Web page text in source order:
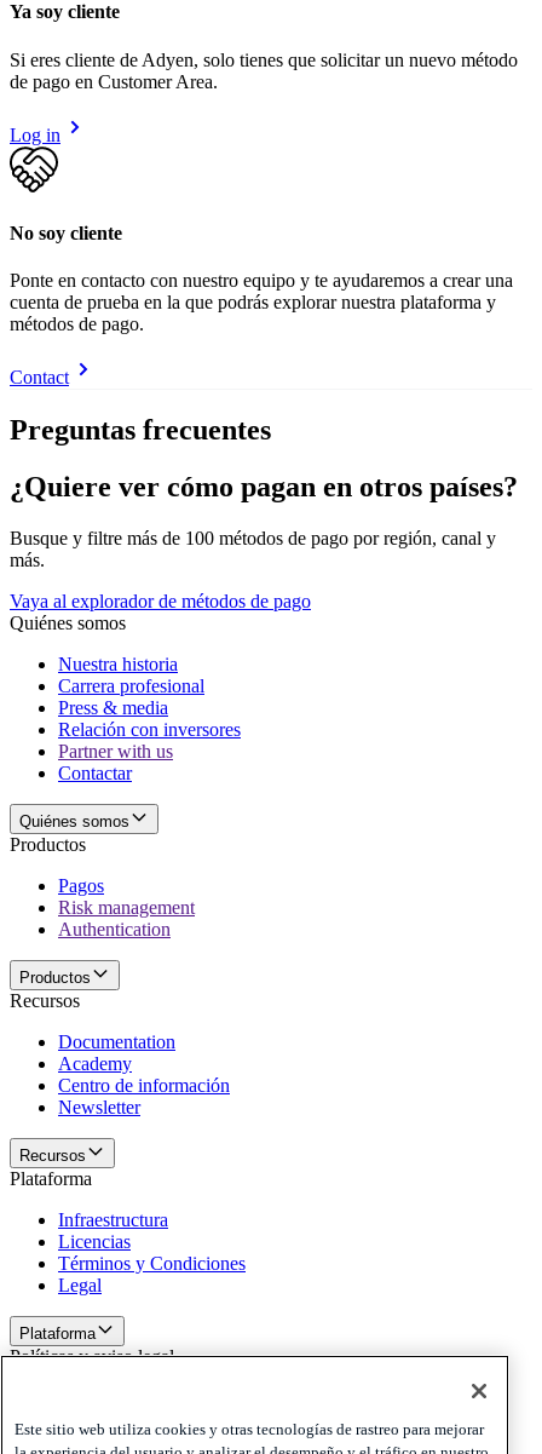
Ya soy cliente
Si eres cliente de Adyen, solo tienes que solicitar un nuevo método
de pago en Customer Area.
Log in
No soy cliente
Ponte en contacto con nuestro equipo y te ayudaremos a crear una
cuenta de prueba en la que podrás explorar nuestra plataforma y
métodos de pago.
Contact
Preguntas frecuentes
¿Quiere ver cómo pagan en otros países?
Busque y filtre más de 100 métodos de pago por región, canal y
más.
Vaya al explorador de métodos de pago
Quiénes somos
Nuestra historia
Carrera profesional
Press & media
Relación con inversores
Partner with us
Contactar
Quiénes somos
Productos
Pagos
Risk management
Authentication
Productos
Recursos
Documentation
Academy
Centro de información
Newsletter
Recursos
Plataforma
Infraestructura
Licencias
Términos y Condiciones
Legal
Plataforma
Políticas y aviso legal
Cookies
Disclaimer
Este sitio web utiliza cookies y otras tecnologías de rastreo para mejorar